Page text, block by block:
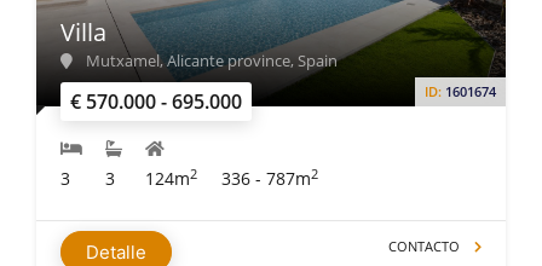
€ 570.000 - 695.000 ID: 1601674
Villa
Mutxamel, Alicante province, Spain
3 3 124m2 336 - 787m2
Detalle CONTACTO